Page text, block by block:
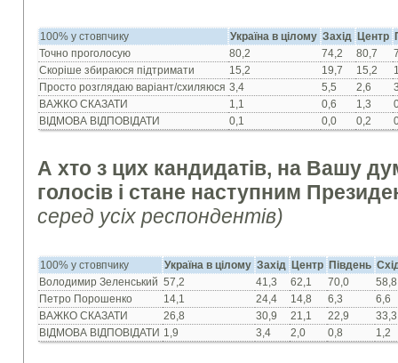
100% у стовпчику Україна в цілому Захід Центр
Точно проголосую
80,2 74,2 80,7
Скоріше збираюся підтримати
15,2 19,7 15,2
Просто розглядаю варіант/схиляюся 3,4 5,5 2,6
ВАЖКО СКАЗАТИ
1,1 0,6 1,3
ВІДМОВА ВІДПОВІДАТИ
0,1 0,0 0,2
А хто з цих кандидатів, на Вашу
голосів і стане наступним
серед усіх респондентів)
100% у стовпчику Україна в цілому Захід Центр Південь
Володимир Зеленський 57,2 41,3 62,1 70,0
58,8
Петро Порошенко
14,1 24,4 14,8 6,3
6,6
ВАЖКО СКАЗАТИ
26,8 30,9 21,1 22,9
33,3
ВІДМОВА ВІДПОВІДАТИ 1,9 3,4 2,0 0,8 1,2